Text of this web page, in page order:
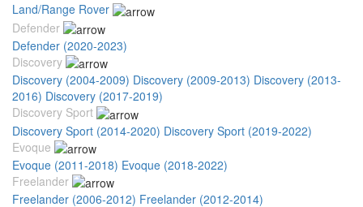
Land/Range Rover
Defender
Defender (2020-2023)
Discovery
Discovery (2004-2009) Discovery (2009-2013) Discovery (2013-
2016) Discovery (2017-2019)
Discovery Sport
Discovery Sport (2014-2020) Discovery Sport (2019-2022)
Evoque
Evoque (2011-2018) Evoque (2018-2022)
Freelander
Freelander (2006-2012) Freelander (2012-2014)